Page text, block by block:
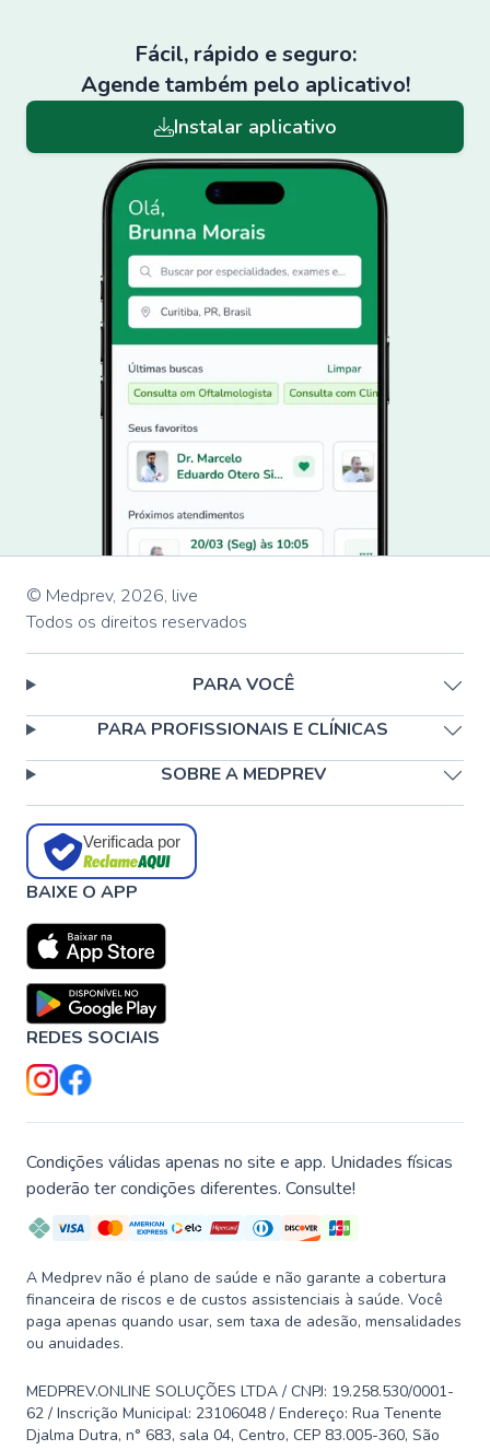
Fácil, rápido e seguro:
Agende também pelo aplicativo!
Instalar aplicativo
© Medprev, 2026, live
Todos os direitos reservados
PARA VOCÊ
PARA PROFISSIONAIS E CLÍNICAS
SOBRE A MEDPREV
Verificada por
BAIXE O APP
REDES SOCIAIS
Condições válidas apenas no site e app. Unidades físicas
poderão ter condições diferentes. Consulte!
A Medprev não é plano de saúde e não garante a cobertura
financeira de riscos e de custos assistenciais à saúde. Você
paga apenas quando usar, sem taxa de adesão, mensalidades
ou anuidades.
MEDPREV.ONLINE SOLUÇÕES LTDA / CNPJ: 19.258.530/0001-
62 / Inscrição Municipal: 23106048 / Endereço: Rua Tenente
Djalma Dutra, n° 683, sala 04, Centro, CEP 83.005-360, São